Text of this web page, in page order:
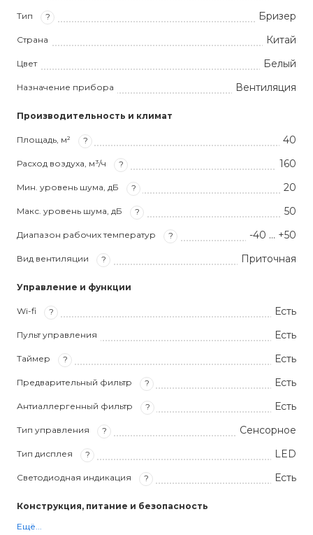
Тип ? Бризер
Страна Китай
Цвет Белый
Назначение прибора Вентиляция
Производительность и климат
Площадь, м² ? 40
Расход воздуха, м³/ч ? 160
Мин. уровень шума, дБ ? 20
Макс. уровень шума, дБ ? 50
Диапазон рабочих температур ? -40 … +50
Вид вентиляции ? Приточная
Управление и функции
Wi-fi ? Есть
Пульт управления Есть
Таймер ? Есть
Предварительный фильтр ? Есть
Антиаллергенный фильтр ? Есть
Тип управления ? Сенсорное
Тип дисплея ? LED
Светодиодная индикация ? Есть
Конструкция, питание и безопасность
Ещё...